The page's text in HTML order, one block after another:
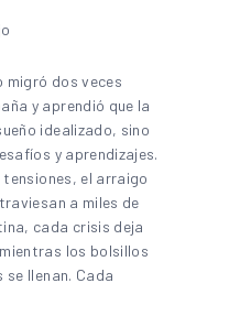
migró dos veces
y aprendió que la
idealizado, sino
y aprendizajes.
el arraigo
a miles de
cada crisis deja
los bolsillos
se llenan. Cada